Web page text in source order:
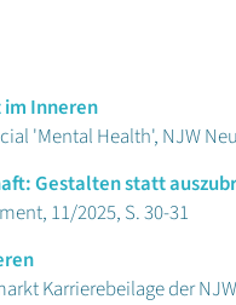
Inneren
'Mental Health', NJW
Gestalten statt
11/2025, S. 30-31
Karrierebeilage der